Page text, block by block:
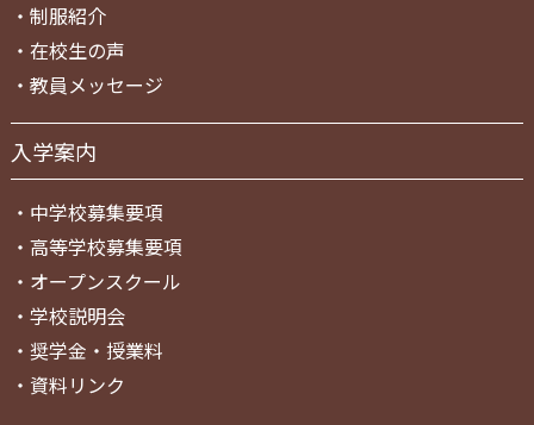
・ 制服紹介
・ 在校生の声
・ 教員メッセージ
入学案内
・ 中学校募集要項
・ 高等学校募集要項
・ オープンスクール
・ 学校説明会
・ 奨学金・授業料
・ 資料リンク